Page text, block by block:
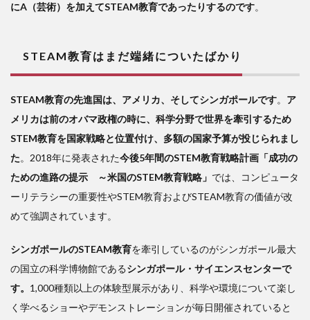
にA（芸術）を加えてSTEAM教育であったりするのです。
STEAM教育はまだ端緒についたばかり
STEAM教育の先進国は、アメリカ、そしてシンガポールです。 ア
メリカは前のオバマ政権の時に、科学分野で世界を牽引するため
STEM教育を国家戦略と位置付け、多額の国家予算が投じられまし
た。2018年に発表された今後5年間のSTEM教育戦略計画「成功の
ための進路の提示 ～米国のSTEM教育戦略」 では、コンピュータ
ーリテラシーの重要性やSTEM教育およびSTEAM教育の価値が改
めて強調されています。
シンガポールのSTEAM教育を牽引しているのがシンガポール最大
の国立の科学博物館であるシンガポール・サイエンスセンターで
す。 1,000種類以上の体験型展示があり、科学や環境について楽し
く学べるショーやデモンストレーションが毎日開催されていると